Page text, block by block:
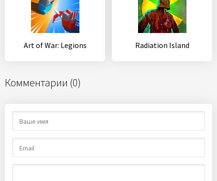
Art of War: Legions Radiation Island
Комментарии (0)